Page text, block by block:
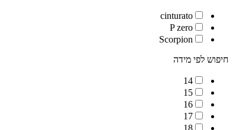
cinturato
P zero
Scorpion
חיפוש לפי מידה
14
15
16
17
18